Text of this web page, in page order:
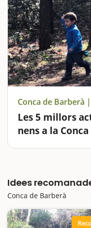
Conca de Barberà
Les 5 millors
nens a la
D'atmosfera natural i
excepcional, amb
alicients i atractius
Idees
Conca de Barberà